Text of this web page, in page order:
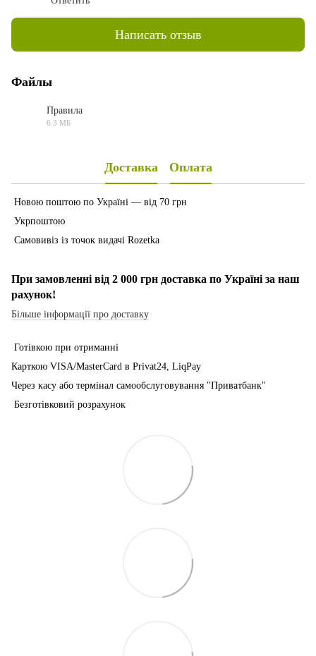
Написать отзыв
Файлы
Правила
6.3 МБ
Доставка Оплата
Новою поштою по Україні — від 70 грн
Укрпоштою
Самовивіз із точок видачі Rozetka
При замовленні від 2 000 грн доставка по Україні за наш
рахунок!
Більше інформації про доставку
Готівкою при отриманні
Карткою VISA/MasterCard в Рrivat24, LiqPay
Через касу або термінал самообслуговування "Приватбанк"
Безготівковий розрахунок